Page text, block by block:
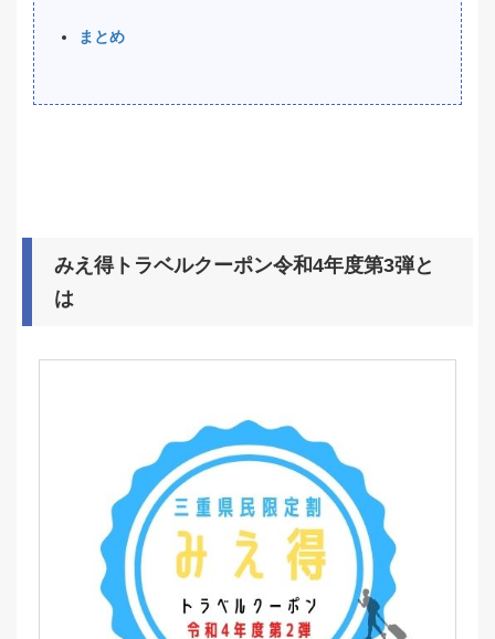
まとめ
みえ得トラベルクーポン令和4年度第3弾と
は